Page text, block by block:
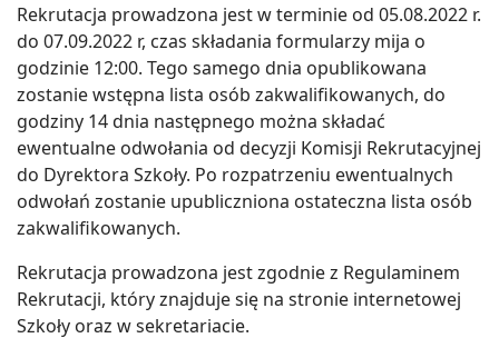
Rekrutacja prowadzona jest w terminie od 05.08.2022 r.
do 07.09.2022 r, czas składania formularzy mija o
godzinie 12:00. Tego samego dnia opublikowana
zostanie wstępna lista osób zakwalifikowanych, do
godziny 14 dnia następnego można składać
ewentualne odwołania od decyzji Komisji Rekrutacyjnej
do Dyrektora Szkoły. Po rozpatrzeniu ewentualnych
odwołań zostanie upubliczniona ostateczna lista osób
zakwalifikowanych.
Rekrutacja prowadzona jest zgodnie z Regulaminem
Rekrutacji, który znajduje się na stronie internetowej
Szkoły oraz w sekretariacie.